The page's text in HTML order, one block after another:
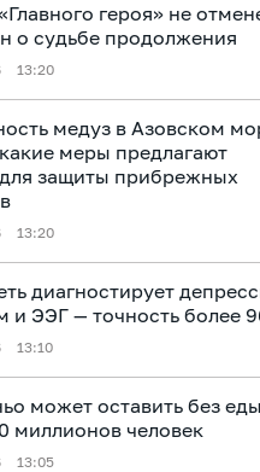
героя» не
о судьбе продолжения
13:20
медуз в Азовском
меры предлагают
защиты прибрежных
13:20
диагностирует
и ЭЭГ — точность более
13:10
может оставить без еды
миллионов человек
13:05